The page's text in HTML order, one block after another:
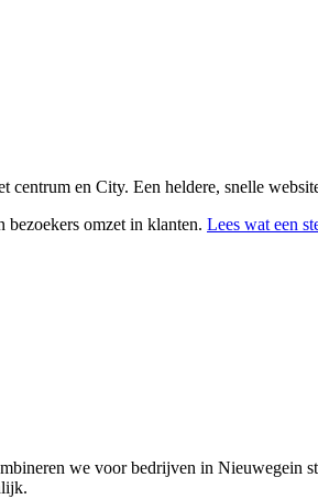
en City. Een heldere, snelle
bezoekers omzet in klanten. Lees wat een
we voor bedrijven in Nieuwegein